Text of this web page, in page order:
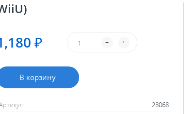
₽ +
–
В корзину
28068